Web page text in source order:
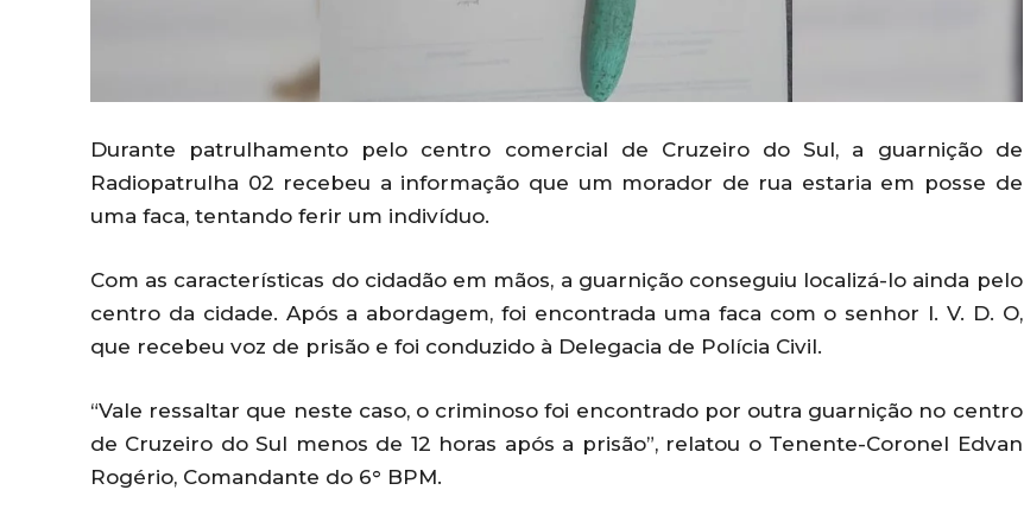
Durante patrulhamento pelo centro comercial de Cruzeiro do Sul, a guarnição de
Radiopatrulha 02 recebeu a informação que um morador de rua estaria em posse de
uma faca, tentando ferir um indivíduo.
Com as características do cidadão em mãos, a guarnição conseguiu localizá-lo ainda pelo
centro da cidade. Após a abordagem, foi encontrada uma faca com o senhor I. V. D. O,
que recebeu voz de prisão e foi conduzido à Delegacia de Polícia Civil.
“Vale ressaltar que neste caso, o criminoso foi encontrado por outra guarnição no centro
de Cruzeiro do Sul menos de 12 horas após a prisão”, relatou o Tenente-Coronel Edvan
Rogério, Comandante do 6° BPM.